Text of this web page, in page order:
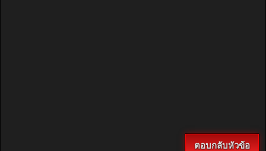
ตอบกลับหัวข้อ